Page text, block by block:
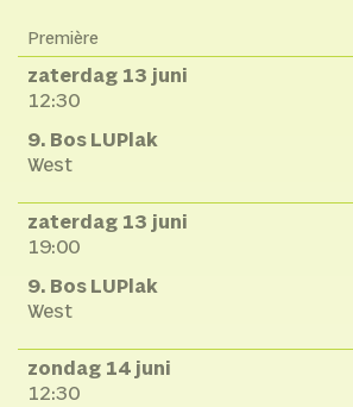
Première
zaterdag 13 juni
12:30
9. Bos LUPlak
West
zaterdag 13 juni
19:00
9. Bos LUPlak
West
zondag 14 juni
12:30